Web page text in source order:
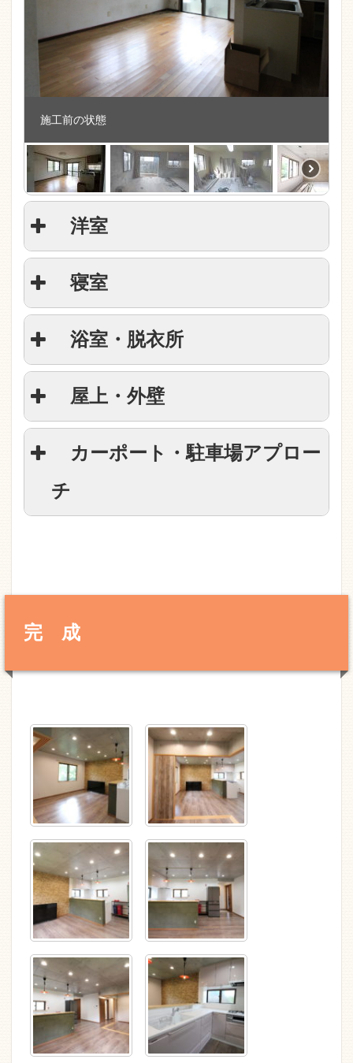
施工前の状態
洋室
寝室
浴室・脱衣所
浴室 施工前の状態
屋上・外壁
カーポート・駐車場アプロー
チ
カーポート 施工前の状態
完 成